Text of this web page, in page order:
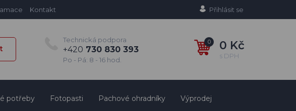
Kontakt Přihlásit se
Technická podpora
+420 730 830 393
Po - Pá: 8 - 16 hod.
0 0 Kč
s DPH
potřeby Fotopasti Pachové ohradníky Výprodej